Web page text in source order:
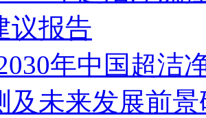
议报告
年中国超洁
及未来发展前